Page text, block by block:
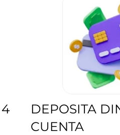
4
DEPOSITA
CUENTA